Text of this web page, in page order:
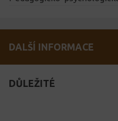
DALŠÍ INFORMACE
DŮLEŽITÉ